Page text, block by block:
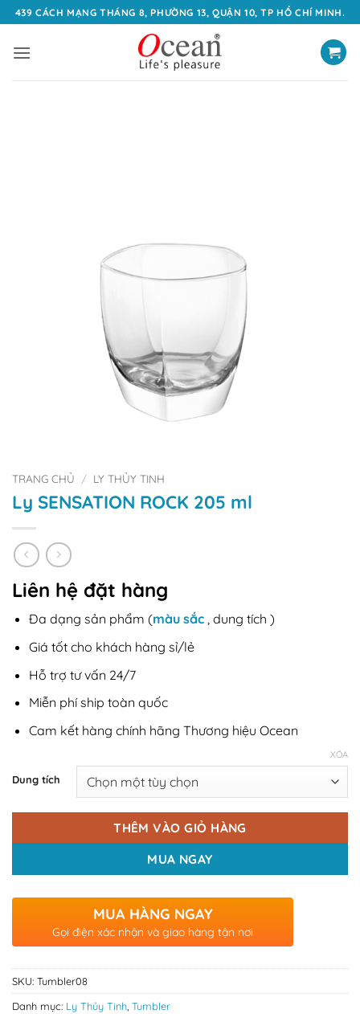
qua
nội
439 CÁCH MẠNG THÁNG 8, PHƯỜNG 13, QUẬN 10, TP HỒ CHÍ MINH.
TRANG CHỦ / LY THỦY TINH
Ly SENSATION ROCK 205 ml
Liên hệ đặt hàng
Đa dạng sản phẩm (màu sắc, dung tích )
Giá tốt cho khách hàng sỉ/lẻ
Hỗ trợ tư vấn 24/7
Miễn phí ship toàn quốc
Cam kết hàng chính hãng Thương hiệu Ocean
Dung tích
XÓA
THÊM VÀO GIỎ HÀNG
MUA NGAY
MUA HÀNG NGAY
Gọi điện xác nhận và giao hàng tận nơi
SKU: Tumbler08
Danh mục: Ly Thủy Tinh, Tumbler